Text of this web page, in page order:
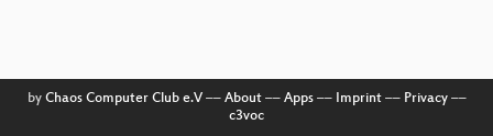
by Chaos Computer Club e.V–– About–– Apps–– Imprint–– Privacy––
c3voc